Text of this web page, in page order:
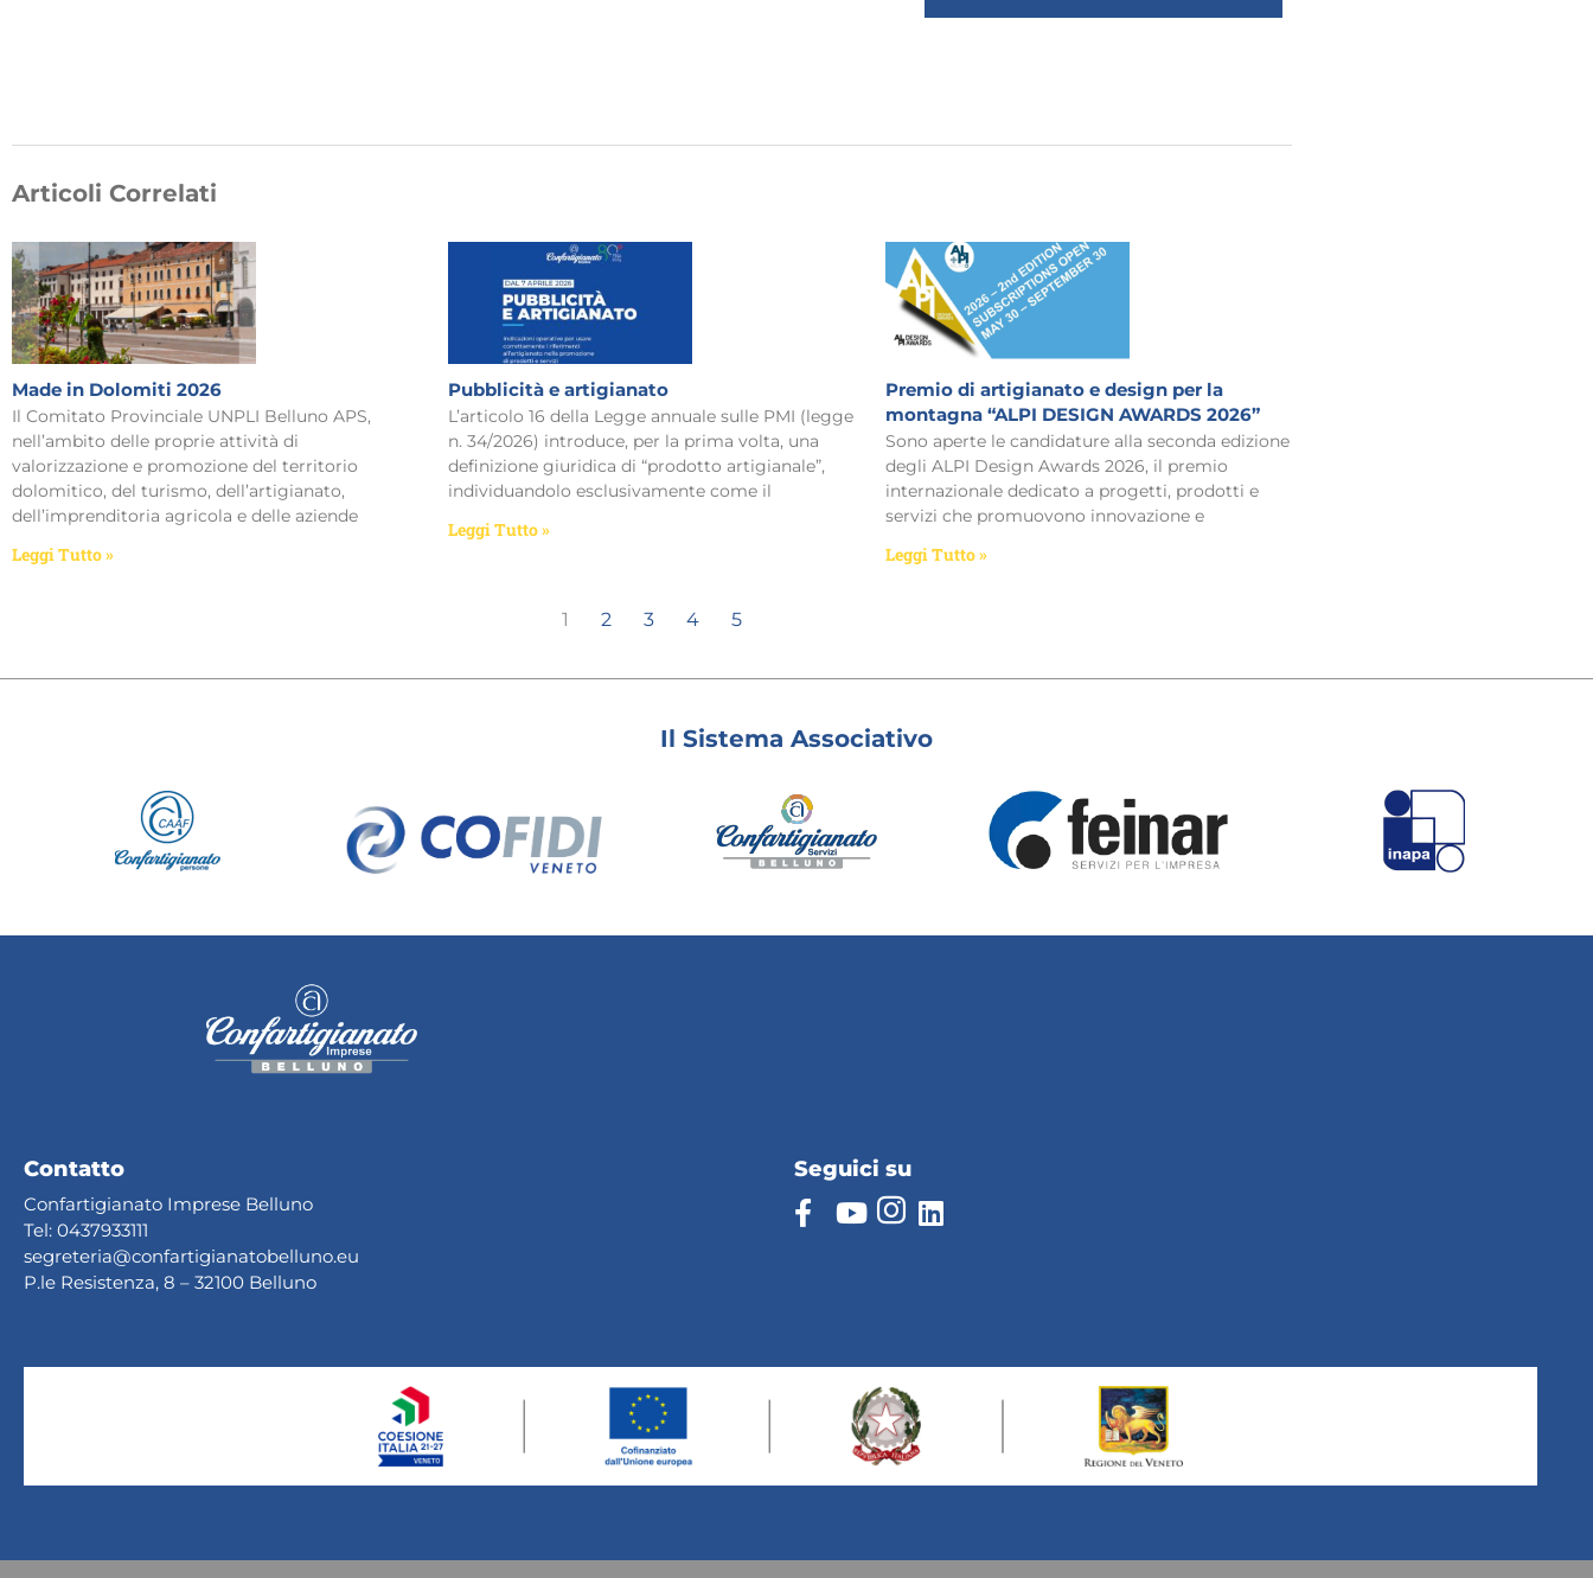
Articoli Correlati
Made in Dolomiti 2026
Il Comitato Provinciale UNPLI Belluno APS,
nell’ambito delle proprie attività di
valorizzazione e promozione del territorio
dolomitico, del turismo, dell’artigianato,
dell’imprenditoria agricola e delle aziende
Leggi Tutto »
Pubblicità e artigianato
L’articolo 16 della Legge annuale sulle PMI (legge
n. 34/2026) introduce, per la prima volta, una
definizione giuridica di “prodotto artigianale”,
individuandolo esclusivamente come il
Leggi Tutto »
Premio di artigianato e design per la
montagna “ALPI DESIGN AWARDS 2026”
Sono aperte le candidature alla seconda edizione
degli ALPI Design Awards 2026, il premio
internazionale dedicato a progetti, prodotti e
servizi che promuovono innovazione e
Leggi Tutto »
1 2 3 4 5
Il Sistema Associativo
Contatto
Confartigianato Imprese Belluno
Tel: 0437933111
segreteria@confartigianatobelluno.eu
P.le Resistenza, 8 – 32100 Belluno
Seguici su